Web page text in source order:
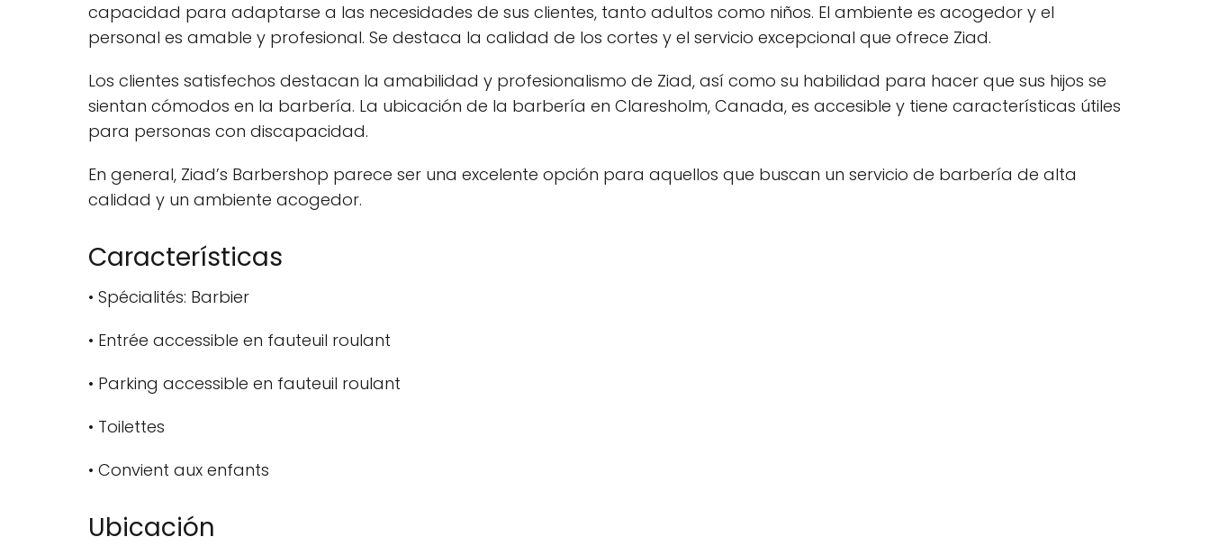
capacidad para adaptarse a las necesidades de sus clientes, tanto adultos como niños. El ambiente es acogedor y el
personal es amable y profesional. Se destaca la calidad de los cortes y el servicio excepcional que ofrece Ziad.
Los clientes satisfechos destacan la amabilidad y profesionalismo de Ziad, así como su habilidad para hacer que sus hijos se
sientan cómodos en la barbería. La ubicación de la barbería en Claresholm, Canada, es accesible y tiene características útiles
para personas con discapacidad.
En general, Ziad’s Barbershop parece ser una excelente opción para aquellos que buscan un servicio de barbería de alta
calidad y un ambiente acogedor.
Características
• Spécialités: Barbier
• Entrée accessible en fauteuil roulant
• Parking accessible en fauteuil roulant
• Toilettes
• Convient aux enfants
Ubicación